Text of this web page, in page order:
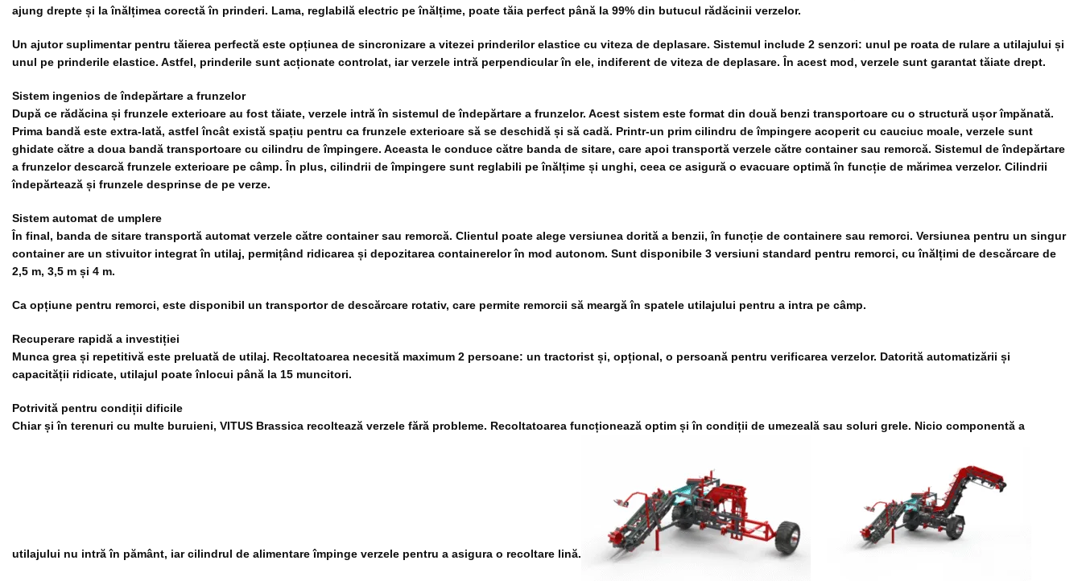
ajung drepte și la înălțimea corectă în prinderi. Lama, reglabilă electric pe înălțime, poate tăia perfect până la 99% din butucul rădăcinii verzelor.
Un ajutor suplimentar pentru tăierea perfectă este opțiunea de sincronizare a vitezei prinderilor elastice cu viteza de deplasare. Sistemul include 2 senzori: unul pe roata de rulare a utilajului și
unul pe prinderile elastice. Astfel, prinderile sunt acționate controlat, iar verzele intră perpendicular în ele, indiferent de viteza de deplasare. În acest mod, verzele sunt garantat tăiate drept.
Sistem ingenios de îndepărtare a frunzelor
După ce rădăcina și frunzele exterioare au fost tăiate, verzele intră în sistemul de îndepărtare a frunzelor. Acest sistem este format din două benzi transportoare cu o structură ușor împănată.
Prima bandă este extra-lată, astfel încât există spațiu pentru ca frunzele exterioare să se deschidă și să cadă. Printr-un prim cilindru de împingere acoperit cu cauciuc moale, verzele sunt
ghidate către a doua bandă transportoare cu cilindru de împingere. Aceasta le conduce către banda de sitare, care apoi transportă verzele către container sau remorcă. Sistemul de îndepărtare
a frunzelor descarcă frunzele exterioare pe câmp. În plus, cilindrii de împingere sunt reglabili pe înălțime și unghi, ceea ce asigură o evacuare optimă în funcție de mărimea verzelor. Cilindrii
îndepărtează și frunzele desprinse de pe verze.
Sistem automat de umplere
În final, banda de sitare transportă automat verzele către container sau remorcă. Clientul poate alege versiunea dorită a benzii, în funcție de containere sau remorci. Versiunea pentru un singur
container are un stivuitor integrat în utilaj, permițând ridicarea și depozitarea containerelor în mod autonom. Sunt disponibile 3 versiuni standard pentru remorci, cu înălțimi de descărcare de
2,5 m, 3,5 m și 4 m.
Ca opțiune pentru remorci, este disponibil un transportor de descărcare rotativ, care permite remorcii să meargă în spatele utilajului pentru a intra pe câmp.
Recuperare rapidă a investiției
Munca grea și repetitivă este preluată de utilaj. Recoltatoarea necesită maximum 2 persoane: un tractorist și, opțional, o persoană pentru verificarea verzelor. Datorită automatizării și
capacității ridicate, utilajul poate înlocui până la 15 muncitori.
Potrivită pentru condiții dificile
Chiar și în terenuri cu multe buruieni, VITUS Brassica recoltează verzele fără probleme. Recoltatoarea funcționează optim și în condiții de umezeală sau soluri grele. Nicio componentă a
utilajului nu intră în pământ, iar cilindrul de alimentare împinge verzele pentru a asigura o recoltare lină.